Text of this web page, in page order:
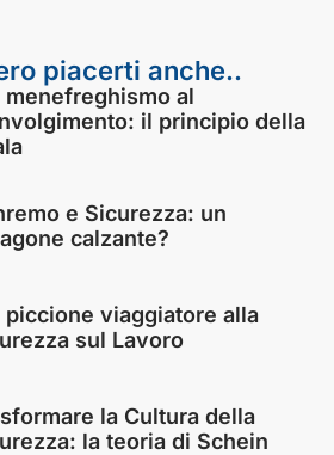
piacerti anche..
menefreghismo al
il principio della
e Sicurezza: un
calzante?
piccione viaggiatore alla
sul Lavoro
la Cultura della
la teoria di Schein